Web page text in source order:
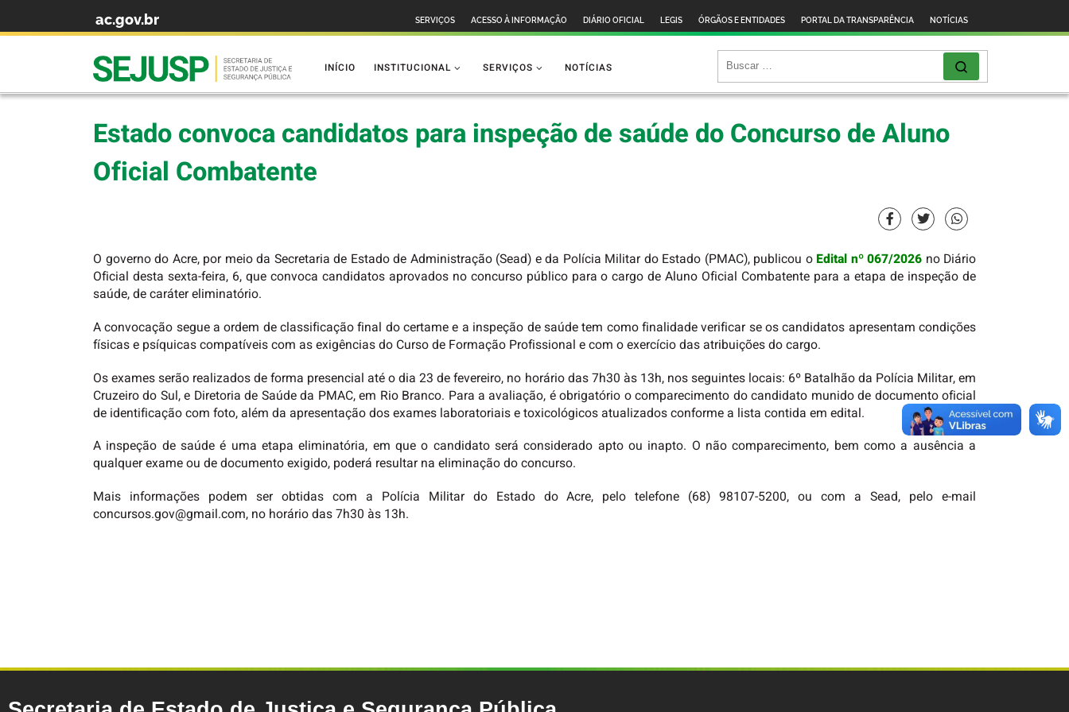
ac.gov.br SERVIÇOS ACESSO À INFORMAÇÃO DIÁRIO OFICIAL LEGIS ÓRGÃOS E ENTIDADES PORTAL DA TRANSPARÊNCIA NOTÍCIAS
INÍCIO INSTITUCIONAL SERVIÇOS NOTÍCIAS
Estado convoca candidatos para inspeção de saúde do Concurso de Aluno
Oficial Combatente
O governo do Acre, por meio da Secretaria de Estado de Administração (Sead) e da Polícia Militar do Estado (PMAC), publicou o Edital nº 067/2026 no Diário
Oficial desta sexta-feira, 6, que convoca candidatos aprovados no concurso público para o cargo de Aluno Oficial Combatente para a etapa de inspeção de
saúde, de caráter eliminatório.
A convocação segue a ordem de classificação final do certame e a inspeção de saúde tem como finalidade verificar se os candidatos apresentam condições
físicas e psíquicas compatíveis com as exigências do Curso de Formação Profissional e com o exercício das atribuições do cargo.
Os exames serão realizados de forma presencial até o dia 23 de fevereiro, no horário das 7h30 às 13h, nos seguintes locais: 6º Batalhão da Polícia Militar, em
Cruzeiro do Sul, e Diretoria de Saúde da PMAC, em Rio Branco. Para a avaliação, é obrigatório o comparecimento do candidato munido de documento oficial
de identificação com foto, além da apresentação dos exames laboratoriais e toxicológicos atualizados conforme a lista contida em edital.
A inspeção de saúde é uma etapa eliminatória, em que o candidato será considerado apto ou inapto. O não comparecimento, bem como a ausência a
qualquer exame ou de documento exigido, poderá resultar na eliminação do concurso.
Mais informações podem ser obtidas com a Polícia Militar do Estado do Acre, pelo telefone (68) 98107-5200, ou com a Sead, pelo e-mail
concursos.gov@gmail.com, no horário das 7h30 às 13h.